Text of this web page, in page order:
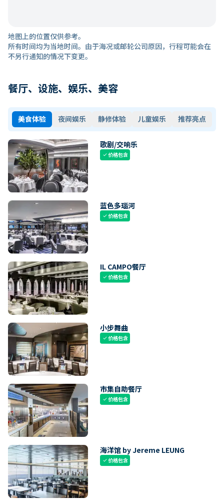
地图上的位置仅供参考。
所有时间均为当地时间。由于海况或邮轮公司原因，行程可能会在
不另行通知的情况下变更。
餐厅、设施、娱乐、美容
美食体验 夜间娱乐 静修体验 儿童娱乐 推荐亮点
歌剧/交响乐
check价格包含
蓝色多瑙河
check价格包含
IL CAMPO餐厅
check价格包含
小步舞曲
check价格包含
市集自助餐厅
check价格包含
海洋馆 by Jereme LEUNG
check价格包含